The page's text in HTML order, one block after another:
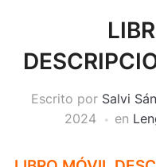
Escrito por Salvi
2024
en